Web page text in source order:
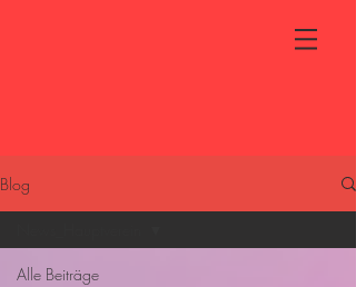
Blog
Alle Beiträge